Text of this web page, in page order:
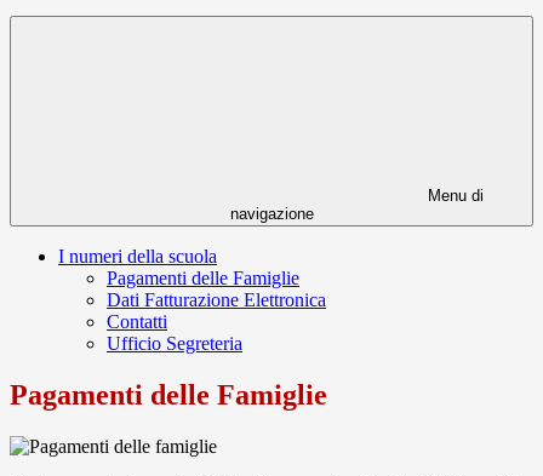
Menu di
navigazione
I numeri della scuola
Pagamenti delle Famiglie
Dati Fatturazione Elettronica
Contatti
Ufficio Segreteria
Pagamenti delle Famiglie